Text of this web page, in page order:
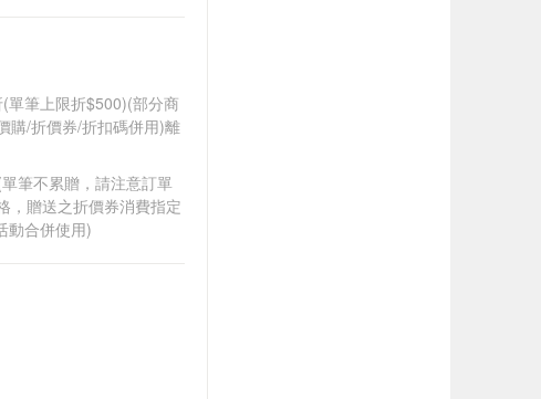
單筆上限折$500)(部分商
購/折價券/折扣碼併用)離
筆不累贈，請注意訂單
，贈送之折價券消費指定
動合併使用)